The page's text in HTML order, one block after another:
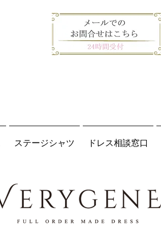
ステージシャツ ドレス相談窓口